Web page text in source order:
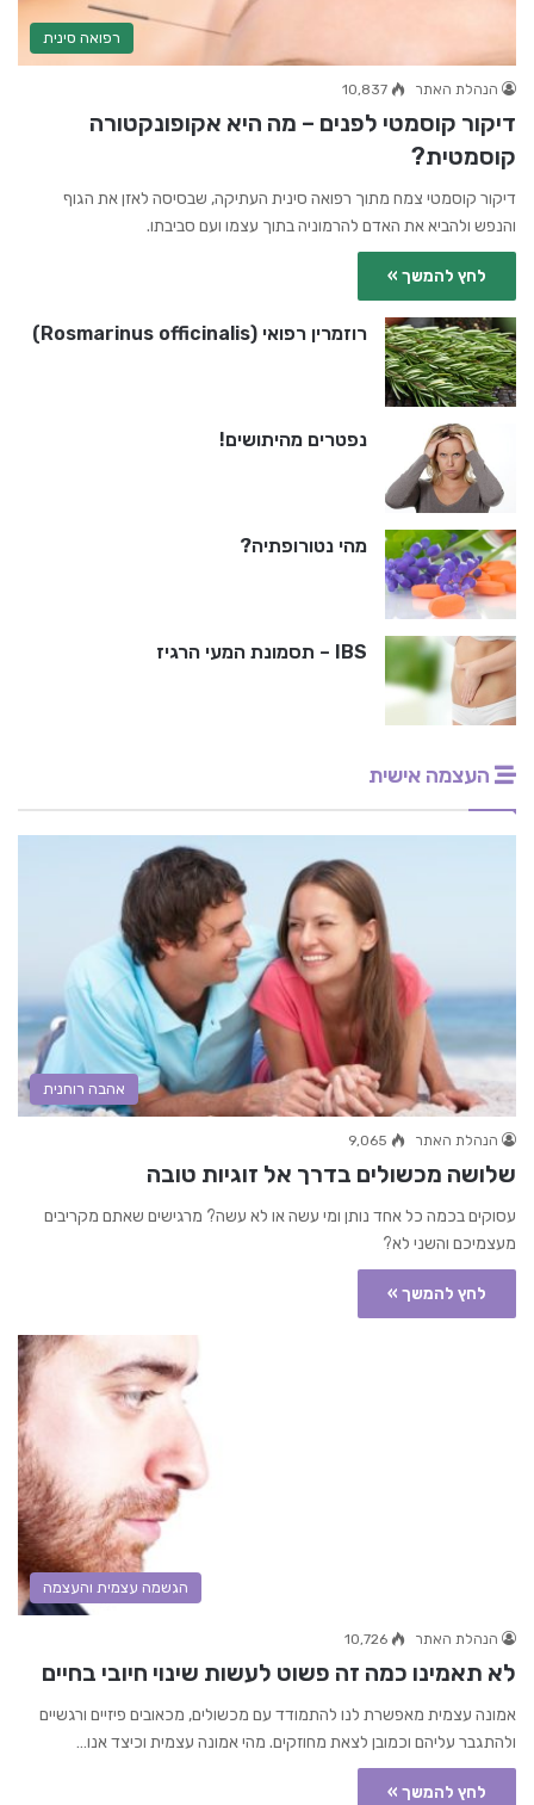
רפואה סינית
הנהלת האתר 10,837
דיקור קוסמטי לפנים – מה היא אקופונקטורה
קוסמטית?
דיקור קוסמטי צמח מתוך רפואה סינית העתיקה, שבסיסה לאזן את הגוף
והנפש ולהביא את האדם להרמוניה בתוך עצמו ועם סביבתו.
לחץ להמשך »
רוזמרין רפואי (Rosmarinus officinalis)
נפטרים מהיתושים!
מהי נטורופתיה?
IBS – תסמונת המעי הרגיז
העצמה אישית
אהבה רוחנית
הנהלת האתר 9,065
שלושה מכשולים בדרך אל זוגיות טובה
עסוקים בכמה כל אחד נותן ומי עשה או לא עשה? מרגישים שאתם מקריבים
מעצמיכם והשני לא?
לחץ להמשך »
הגשמה עצמית והעצמה
הנהלת האתר 10,726
לא תאמינו כמה זה פשוט לעשות שינוי חיובי בחיים
אמונה עצמית מאפשרת לנו להתמודד עם מכשולים, מכאובים פיזיים ורגשיים
ולהתגבר עליהם וכמובן לצאת מחוזקים. מהי אמונה עצמית וכיצד אנו…
לחץ להמשך »